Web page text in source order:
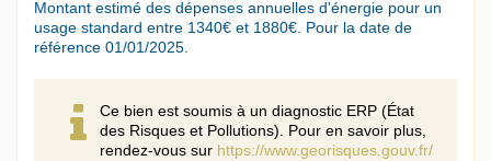
Montant estimé des dépenses annuelles d'énergie pour un
usage standard entre 1340€ et 1880€. Pour la date de
référence 01/01/2025.
Ce bien est soumis à un diagnostic ERP (État
des Risques et Pollutions). Pour en savoir plus,
rendez-vous sur https://www.georisques.gouv.fr/